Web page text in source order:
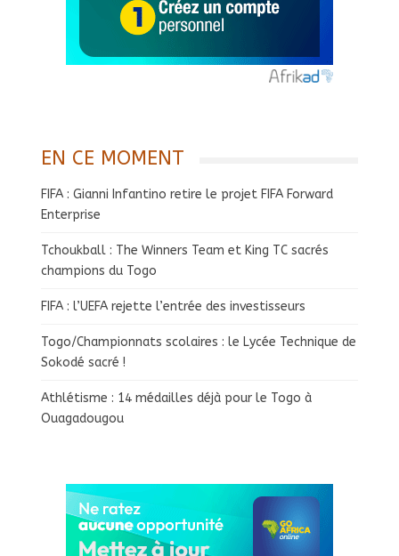
EN CE MOMENT
FIFA : Gianni Infantino retire le projet FIFA Forward
Enterprise
Tchoukball : The Winners Team et King TC sacrés
champions du Togo
FIFA : l’UEFA rejette l’entrée des investisseurs
Togo/Championnats scolaires : le Lycée Technique de
Sokodé sacré !
Athlétisme : 14 médailles déjà pour le Togo à
Ouagadougou